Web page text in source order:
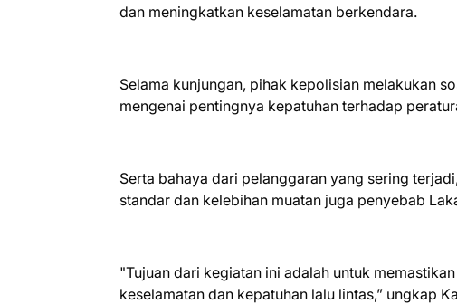
dan meningkatkan keselamatan berkendara.
Selama kunjungan, pihak kepolisian melakukan
mengenai pentingnya kepatuhan terhadap
Serta bahaya dari pelanggaran yang sering
standar dan kelebihan muatan juga penyebab
"Tujuan dari kegiatan ini adalah untuk
keselamatan dan kepatuhan lalu lintas,” ungkap